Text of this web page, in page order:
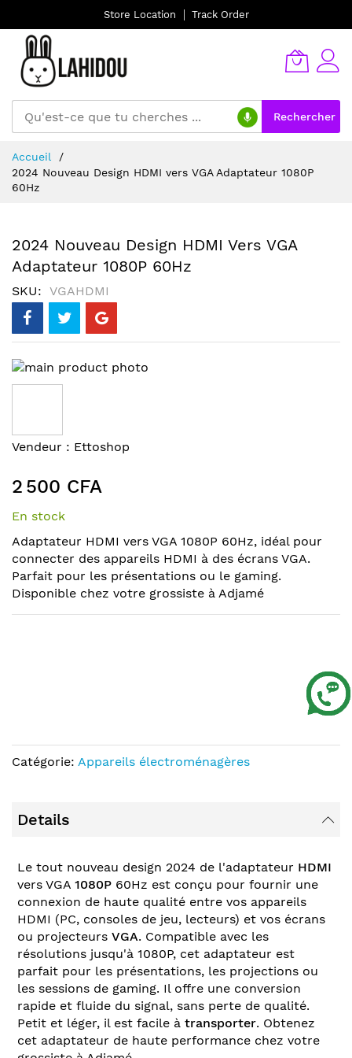
Store Location Track Order
Rechercher
au
contenu
Accueil
2024 Nouveau Design HDMI vers VGA Adaptateur 1080P
60Hz
2024 Nouveau Design HDMI Vers VGA
Adaptateur 1080P 60Hz
SKU VGAHDMI
Skip
to
of
the
gallery
Skip
the
beginning
of
images
gallery
Vendeur : Ettoshop
2 500 CFA
En stock
Adaptateur HDMI vers VGA 1080P 60Hz, idéal pour
connecter des appareils HDMI à des écrans VGA.
Parfait pour les présentations ou le gaming.
Disponible chez votre grossiste à Adjamé
Catégorie: Appareils électroménagères
Details
Le tout nouveau design 2024 de l'adaptateur HDMI
vers VGA 1080P 60Hz est conçu pour fournir une
connexion de haute qualité entre vos appareils
HDMI (PC, consoles de jeu, lecteurs) et vos écrans
ou projecteurs VGA. Compatible avec les
résolutions jusqu'à 1080P, cet adaptateur est
parfait pour les présentations, les projections ou
les sessions de gaming. Il offre une conversion
rapide et fluide du signal, sans perte de qualité.
Petit et léger, il est facile à transporter. Obtenez
cet adaptateur de haute performance chez votre